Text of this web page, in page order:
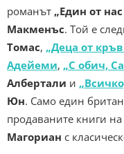
романът „Един от
Макменъс. Той е
Томас, „Деца от
Адейеми, „С обич,
Албертали и
Юн. Само един
продаваните книги
Магориан с